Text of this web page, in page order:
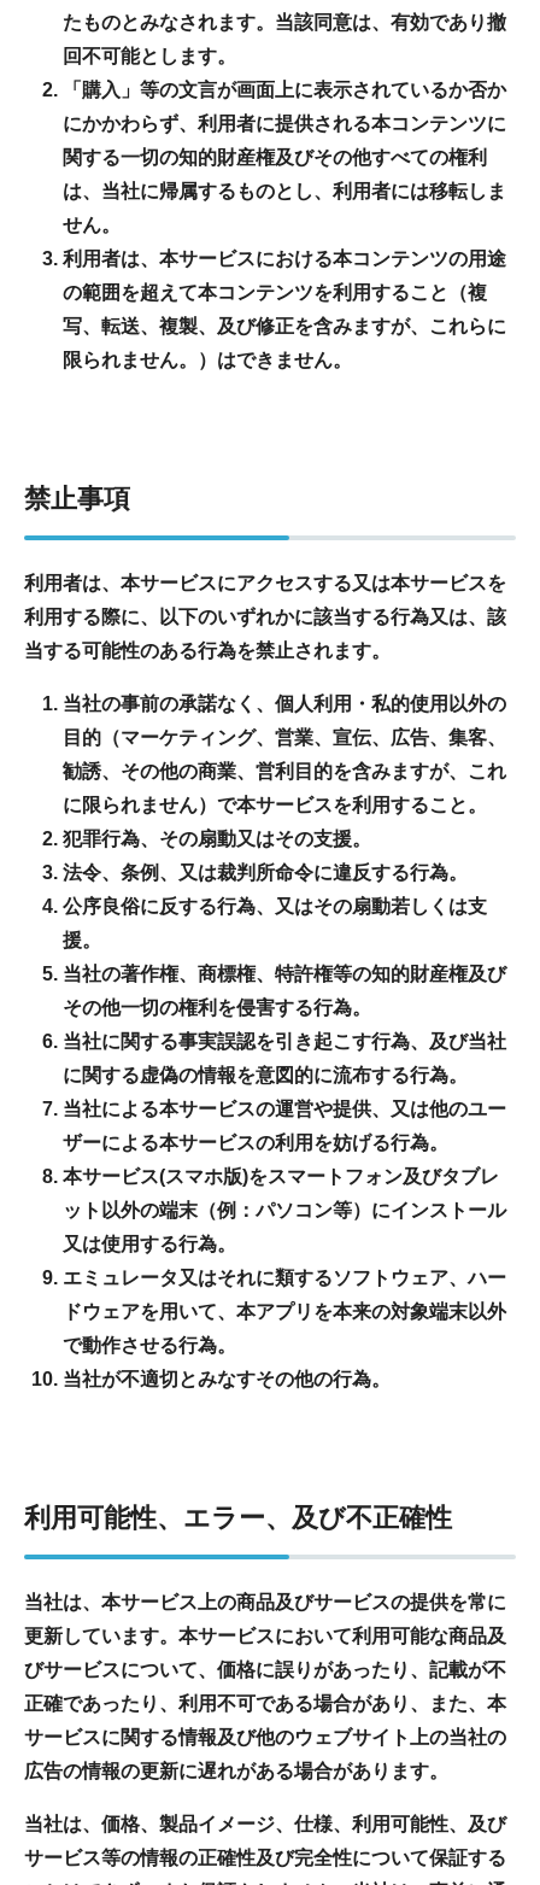
たものとみなされます。当該同意は、有効であり撤
回不可能とします。
「購入」等の文言が画面上に表示されているか否か
にかかわらず、利用者に提供される本コンテンツに
関する一切の知的財産権及びその他すべての権利
は、当社に帰属するものとし、利用者には移転しま
せん。
利用者は、本サービスにおける本コンテンツの用途
の範囲を超えて本コンテンツを利用すること（複
写、転送、複製、及び修正を含みますが、これらに
限られません。）はできません。
禁止事項
利用者は、本サービスにアクセスする又は本サービスを
利用する際に、以下のいずれかに該当する行為又は、該
当する可能性のある行為を禁止されます。
当社の事前の承諾なく、個人利用・私的使用以外の
目的（マーケティング、営業、宣伝、広告、集客、
勧誘、その他の商業、営利目的を含みますが、これ
に限られません）で本サービスを利用すること。
犯罪行為、その扇動又はその支援。
法令、条例、又は裁判所命令に違反する行為。
公序良俗に反する行為、又はその扇動若しくは支
援。
当社の著作権、商標権、特許権等の知的財産権及び
その他一切の権利を侵害する行為。
当社に関する事実誤認を引き起こす行為、及び当社
に関する虚偽の情報を意図的に流布する行為。
当社による本サービスの運営や提供、又は他のユー
ザーによる本サービスの利用を妨げる行為。
本サービス(スマホ版)をスマートフォン及びタブレ
ット以外の端末（例：パソコン等）にインストール
又は使用する行為。
エミュレータ又はそれに類するソフトウェア、ハー
ドウェアを用いて、本アプリを本来の対象端末以外
で動作させる行為。
当社が不適切とみなすその他の行為。
利用可能性、エラー、及び不正確性
当社は、本サービス上の商品及びサービスの提供を常に
更新しています。本サービスにおいて利用可能な商品及
びサービスについて、価格に誤りがあったり、記載が不
正確であったり、利用不可である場合があり、また、本
サービスに関する情報及び他のウェブサイト上の当社の
広告の情報の更新に遅れがある場合があります。
当社は、価格、製品イメージ、仕様、利用可能性、及び
サービス等の情報の正確性及び完全性について保証する